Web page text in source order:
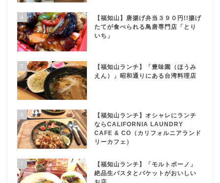
4
【福知山】唐揚げ弁当３９０円!!揚げ
たてが食べられる鳥唐専門店「とり
いち」
5
【福知山ランチ】「豊味園（ほうみ
えん）」昭和通りにある台湾料理店
6
【福知山ランチ】オシャレにランチ
ならCALIFORNIA LAUNDRY
CAFE & CO（カリフォルニアランド
リーカフェ）
7
【福知山ランチ】「モルトボーノ」
絶品生パスタとバケットがおいしい